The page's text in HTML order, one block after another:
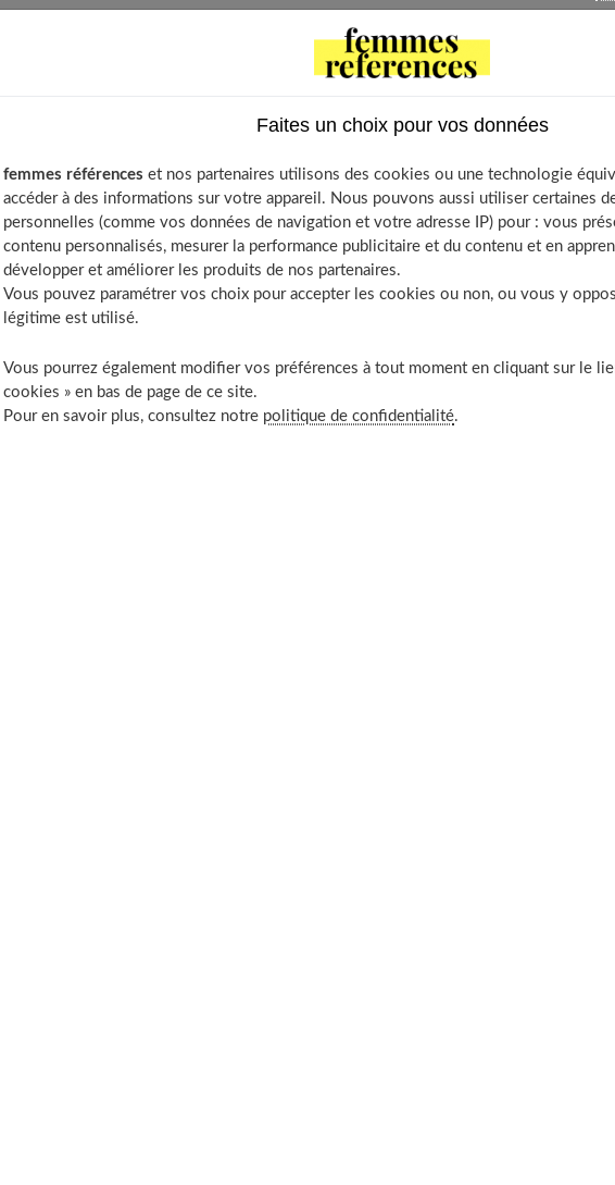
seraient porteurs du virus de l'herpès, mais moins de 1 % développe l'herpès
leur existence. L'infection initiale a lieu pendant l'enfance, par contact direct
ne déclenche aucun symptôme. Le virus reste au repos, c'est la période de
d'entre nous toute la vie. Mais l'infection peut
se réactiver à diverses
exposition solaire, interventions chirurgicales)ou s'il s'agit d'une souche
La cornée est le tissu oculaire le plus souvent touché par le virus.
en détail dans notre article surAngine de poitrine.
Faites un choix pour vos données
femmes références et nos partenaires utilisons des cookies ou une technologie
accéder à des informations sur votre appareil. Nous pouvons aussi utiliser certaines
personnelles (comme vos données de navigation et votre adresse IP) pour : vous
contenu personnalisés, mesurer la performance publicitaire et du contenu et en
développer et améliorer les produits de nos partenaires.
Vous pouvez paramétrer vos choix pour accepter les cookies ou non, ou vous y
légitime est utilisé.
Vous pourrez également modifier vos préférences à tout moment en cliquant sur le
cookies » en bas de page de ce site.
Pour en savoir plus, consultez notre politique de confidentialité.